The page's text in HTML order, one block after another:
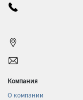
Компания
О компании